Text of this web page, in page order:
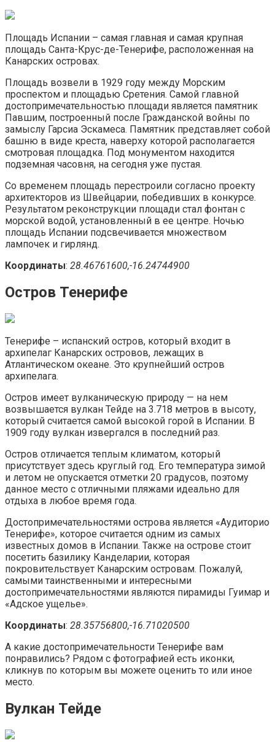
Площадь Испании – самая главная и самая крупная
площадь Санта-Крус-де-Тенерифе, расположенная на
Канарских островах.
Площадь возвели в 1929 году между Морским
проспектом и площадью Сретения. Самой главной
достопримечательностью площади является памятник
Павшим, построенный после Гражданской войны по
замыслу Гарсиа Эскамеса. Памятник представляет собой
башню в виде креста, наверху которой располагается
смотровая площадка. Под монументом находится
подземная часовня, на сегодня уже пустая.
Со временем площадь перестроили согласно проекту
архитекторов из Швейцарии, победивших в конкурсе.
Результатом реконструкции площади стал фонтан с
морской водой, установленный в ее центре. Ночью
площадь Испании подсвечивается множеством
лампочек и гирлянд.
Координаты: 28.46761600,-16.24744900
Остров Тенерифе
Тенерифе – испанский остров, который входит в
архипелаг Канарских островов, лежащих в
Атлантическом океане. Это крупнейший остров
архипелага.
Остров имеет вулканическую природу — на нем
возвышается вулкан Тейде на 3.718 метров в высоту,
который считается самой высокой горой в Испании. В
1909 году вулкан извергался в последний раз.
Остров отличается теплым климатом, который
присутствует здесь круглый год. Его температура зимой
и летом не опускается отметки 20 градусов, поэтому
данное место с отличными пляжами идеально для
отдыха в любое время года.
Достопримечательностями острова является «Аудиторио
Тенерифе», которое считается одним из самых
известных домов в Испании. Также на острове стоит
посетить базилику Канделарии, которая
покровительствует Канарским островам. Пожалуй,
самыми таинственными и интересными
достопримечательностями являются пирамиды Гуимар и
«Адское ущелье».
Координаты: 28.35756800,-16.71020500
А какие достопримечательности Тенерифе вам
понравились? Рядом с фотографией есть иконки,
кликнув по которым вы можете оценить то или иное
место.
Вулкан Тейде